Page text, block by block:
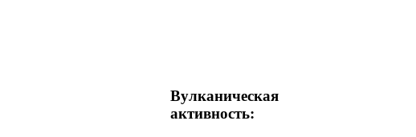
Вулканическая
активность: